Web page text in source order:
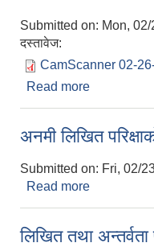
Submitted on: Mon,
दस्तावेज:
CamScanner 02-
Read more
अनमी लिखित
Submitted on: Fri, 02/
Read more
लिखित तथा अन्तर्वता